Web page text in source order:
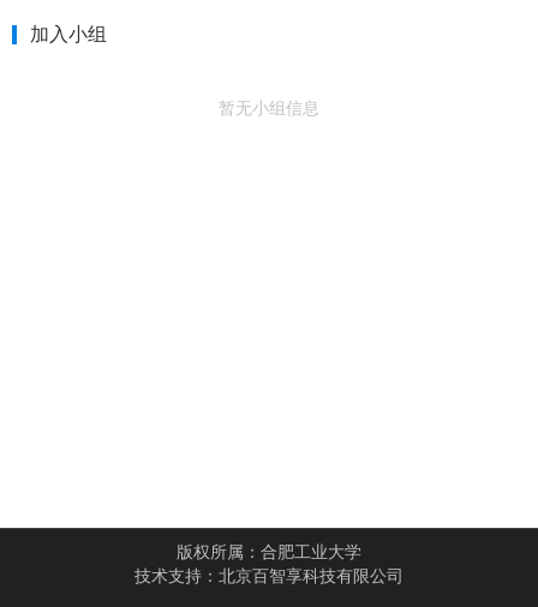
加入小组
暂无小组信息
版权所属： 合肥工业大学
技术支持： 北京百智享科技有限公司